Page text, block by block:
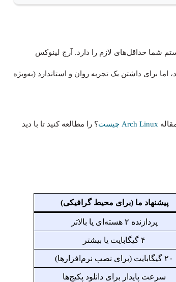
شما حداقل‌های لازم را دارد. آرچ لینوکس
برای داشتن یک تجربه روان و استاندارد (به‌ویژه
Arch Linux چیست ؟ را مطالعه کنید تا با دید
پیشنهاد ما (برای محیط گرافیکی)
پردازنده ۲ هسته‌ای یا بالاتر
۴ گیگابایت یا بیشتر
۲۰ گیگابایت (برای نصب نرم‌افزارها)
سرعت پایدار برای دانلود پکیج‌ها